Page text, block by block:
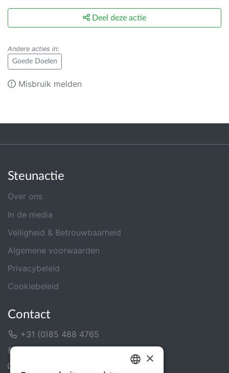
Deel deze actie
Andere acties in:
Goede Doelen
Misbruik melden
Steunactie
Over ons
In de media
Veiligheid & Betrouwbaarheid
Algemene voorwaarden
Privacybeleid
Cookiebeleid
Contact
+31 (0)85 488 4765
×